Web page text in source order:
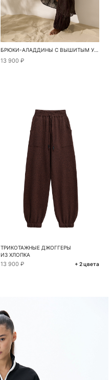
БРЮКИ-АЛАДДИНЫ С ВЫШИТЫМ УЗОРОМ
13 900 ₽
ТРИКОТАЖНЫЕ ДЖОГГЕРЫ
ИЗ ХЛОПКА
13 900 ₽ + 2 цвета